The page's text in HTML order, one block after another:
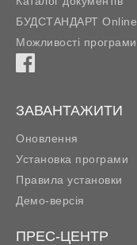
БУДСТАНДАРТ Online
Можливості програми
ЗАВАНТАЖИТИ
Оновлення
Установка програми
Правила установки
Демо-версія
ПРЕС-ЦЕНТР